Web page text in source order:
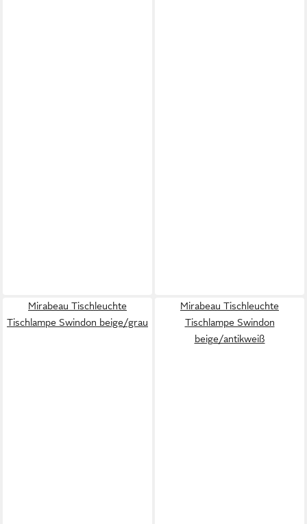
Mirabeau Tischleuchte
Tischlampe Swindon beige/grau
Mirabeau Tischleuchte
Tischlampe Swindon
beige/antikweiß